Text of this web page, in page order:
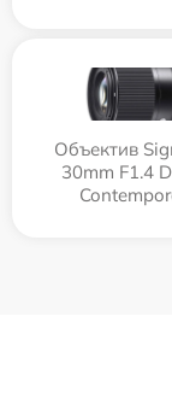
Объектив
30mm F1.4